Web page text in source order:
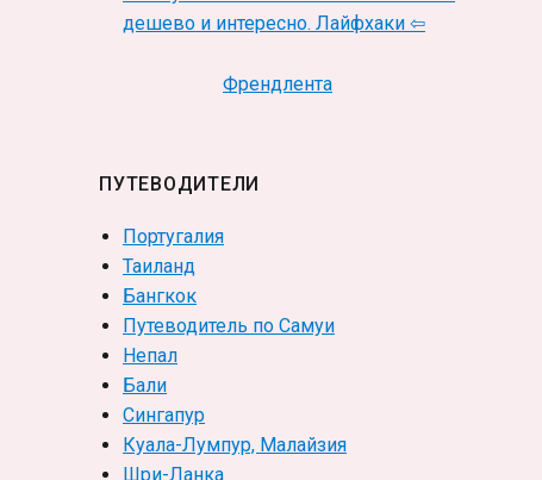
дешево и интересно. Лайфхаки ⇦
Френдлента
ПУТЕВОДИТЕЛИ
Португалия
Таиланд
Бангкок
Путеводитель по Самуи
Непал
Бали
Сингапур
Куала-Лумпур, Малайзия
Шри-Ланка